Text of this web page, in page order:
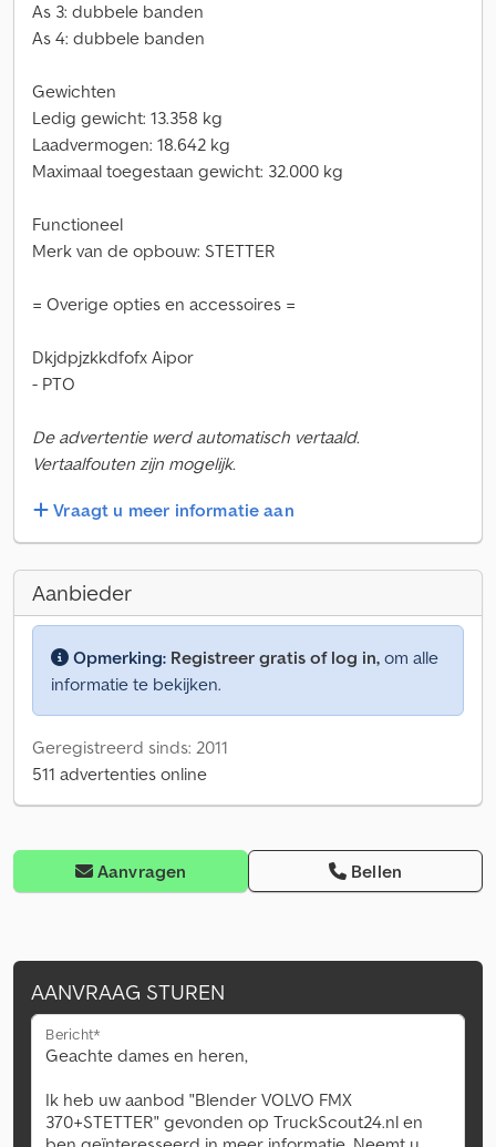
As 3: dubbele banden
As 4: dubbele banden
Gewichten
Ledig gewicht: 13.358 kg
Laadvermogen: 18.642 kg
Maximaal toegestaan gewicht: 32.000 kg
Functioneel
Merk van de opbouw: STETTER
= Overige opties en accessoires =
Dkjdpjzkkdfofx Aipor
- PTO
De advertentie werd automatisch vertaald.
Vertaalfouten zijn mogelijk.
Vraagt u meer informatie aan
Aanbieder
Opmerking: Registreer gratis of log in, om alle
informatie te bekijken.
Geregistreerd sinds: 2011
511 advertenties online
Aanvragen Bellen
AANVRAAG STUREN
Bericht*